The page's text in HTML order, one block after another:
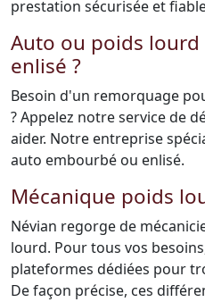
prestation sécurisée et
Auto ou poids
enlisé ?
Besoin d'un remorquage
? Appelez notre service de
aider. Notre entreprise
auto embourbé ou enlisé.
Mécanique poids
Névian regorge de
lourd. Pour tous vos
plateformes dédiées pour
De façon précise, ces